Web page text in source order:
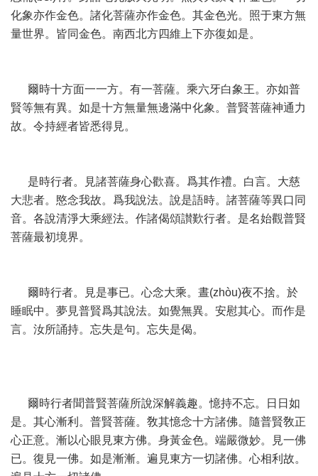
化象亦作金色。諸化菩薩亦作金色。其金色光。照于東方無
量世界。皆同金色。南西北方四維上下亦復如是。
爾時十方面一一方。有一菩薩。乘六牙白象王。亦如普
賢等無有異。如是十方無量無邊滿中化象。普賢菩薩神通力
故。令持經者皆悉得見。
是時行者。見諸菩薩身心歡喜。爲其作禮。白言。大慈
大悲者。愍念我故。爲我說法。說是語時。諸菩薩等異口同
音。各說清淨大乘經法。作諸偈頌讃歎行者。是名始觀普賢
菩薩最初境界。
爾時行者。見是事已。心念大乘。晝(zhòu)夜不捨。於
睡眠中。夢見普賢爲其說法。如覺無異。安慰其心。而作是
言。汝所誦持。忘失是句。忘失是偈。
爾時行者聞普賢菩薩所說深解義趣。憶持不忘。日日如
是。其心漸利。普賢菩薩。敎其憶念十方諸佛。隨普賢敎正
心正意。漸以心眼見東方佛。身黃金色。端嚴微妙。見一佛
已。復見一佛。如是漸漸。遍見東方一切諸佛。心相利故。